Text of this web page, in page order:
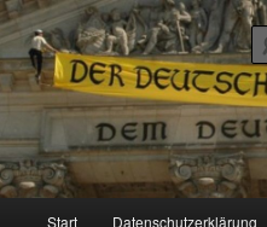
Reizzentrum
Politik, Wirtschaft, Soziales und
Start Datenschutzerklärung